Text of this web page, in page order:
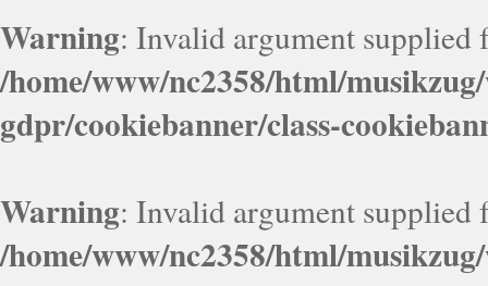
Warning: Invalid argument supplied
/home/www/nc2358/html/
gdpr/cookiebanner/class-
Warning: Invalid argument supplied
/home/www/nc2358/html/